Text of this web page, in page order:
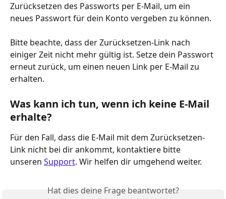
Zurücksetzen des Passworts per E-Mail, um ein
neues Passwort für dein Konto vergeben zu können.
Bitte beachte, dass der Zurücksetzen-Link nach
einiger Zeit nicht mehr gültig ist. Setze dein Passwort
erneut zurück, um einen neuen Link per E-Mail zu
erhalten.
Was kann ich tun, wenn ich keine E-Mail
erhalte?
Für den Fall, dass die E-Mail mit dem Zurücksetzen-
Link nicht bei dir ankommt, kontaktiere bitte
unseren Support. Wir helfen dir umgehend weiter.
Hat dies deine Frage beantwortet?